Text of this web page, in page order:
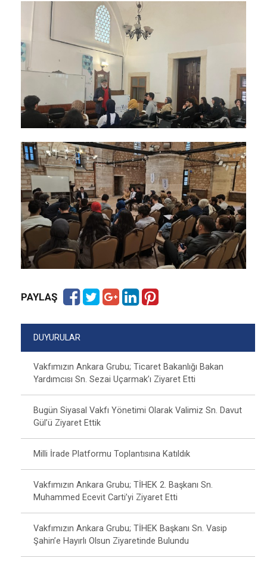
PAYLAŞ
DUYURULAR
Vakfımızın Ankara Grubu; Ticaret Bakanlığı Bakan
Yardımcısı Sn. Sezai Uçarmak’ı Ziyaret Etti
Bugün Siyasal Vakfı Yönetimi Olarak Valimiz Sn. Davut
Gül’ü Ziyaret Ettik
Milli İrade Platformu Toplantısına Katıldık
Vakfımızın Ankara Grubu; TİHEK 2. Başkanı Sn.
Muhammed Ecevit Carti’yi Ziyaret Etti
Vakfımızın Ankara Grubu; TİHEK Başkanı Sn. Vasip
Şahin’e Hayırlı Olsun Ziyaretinde Bulundu